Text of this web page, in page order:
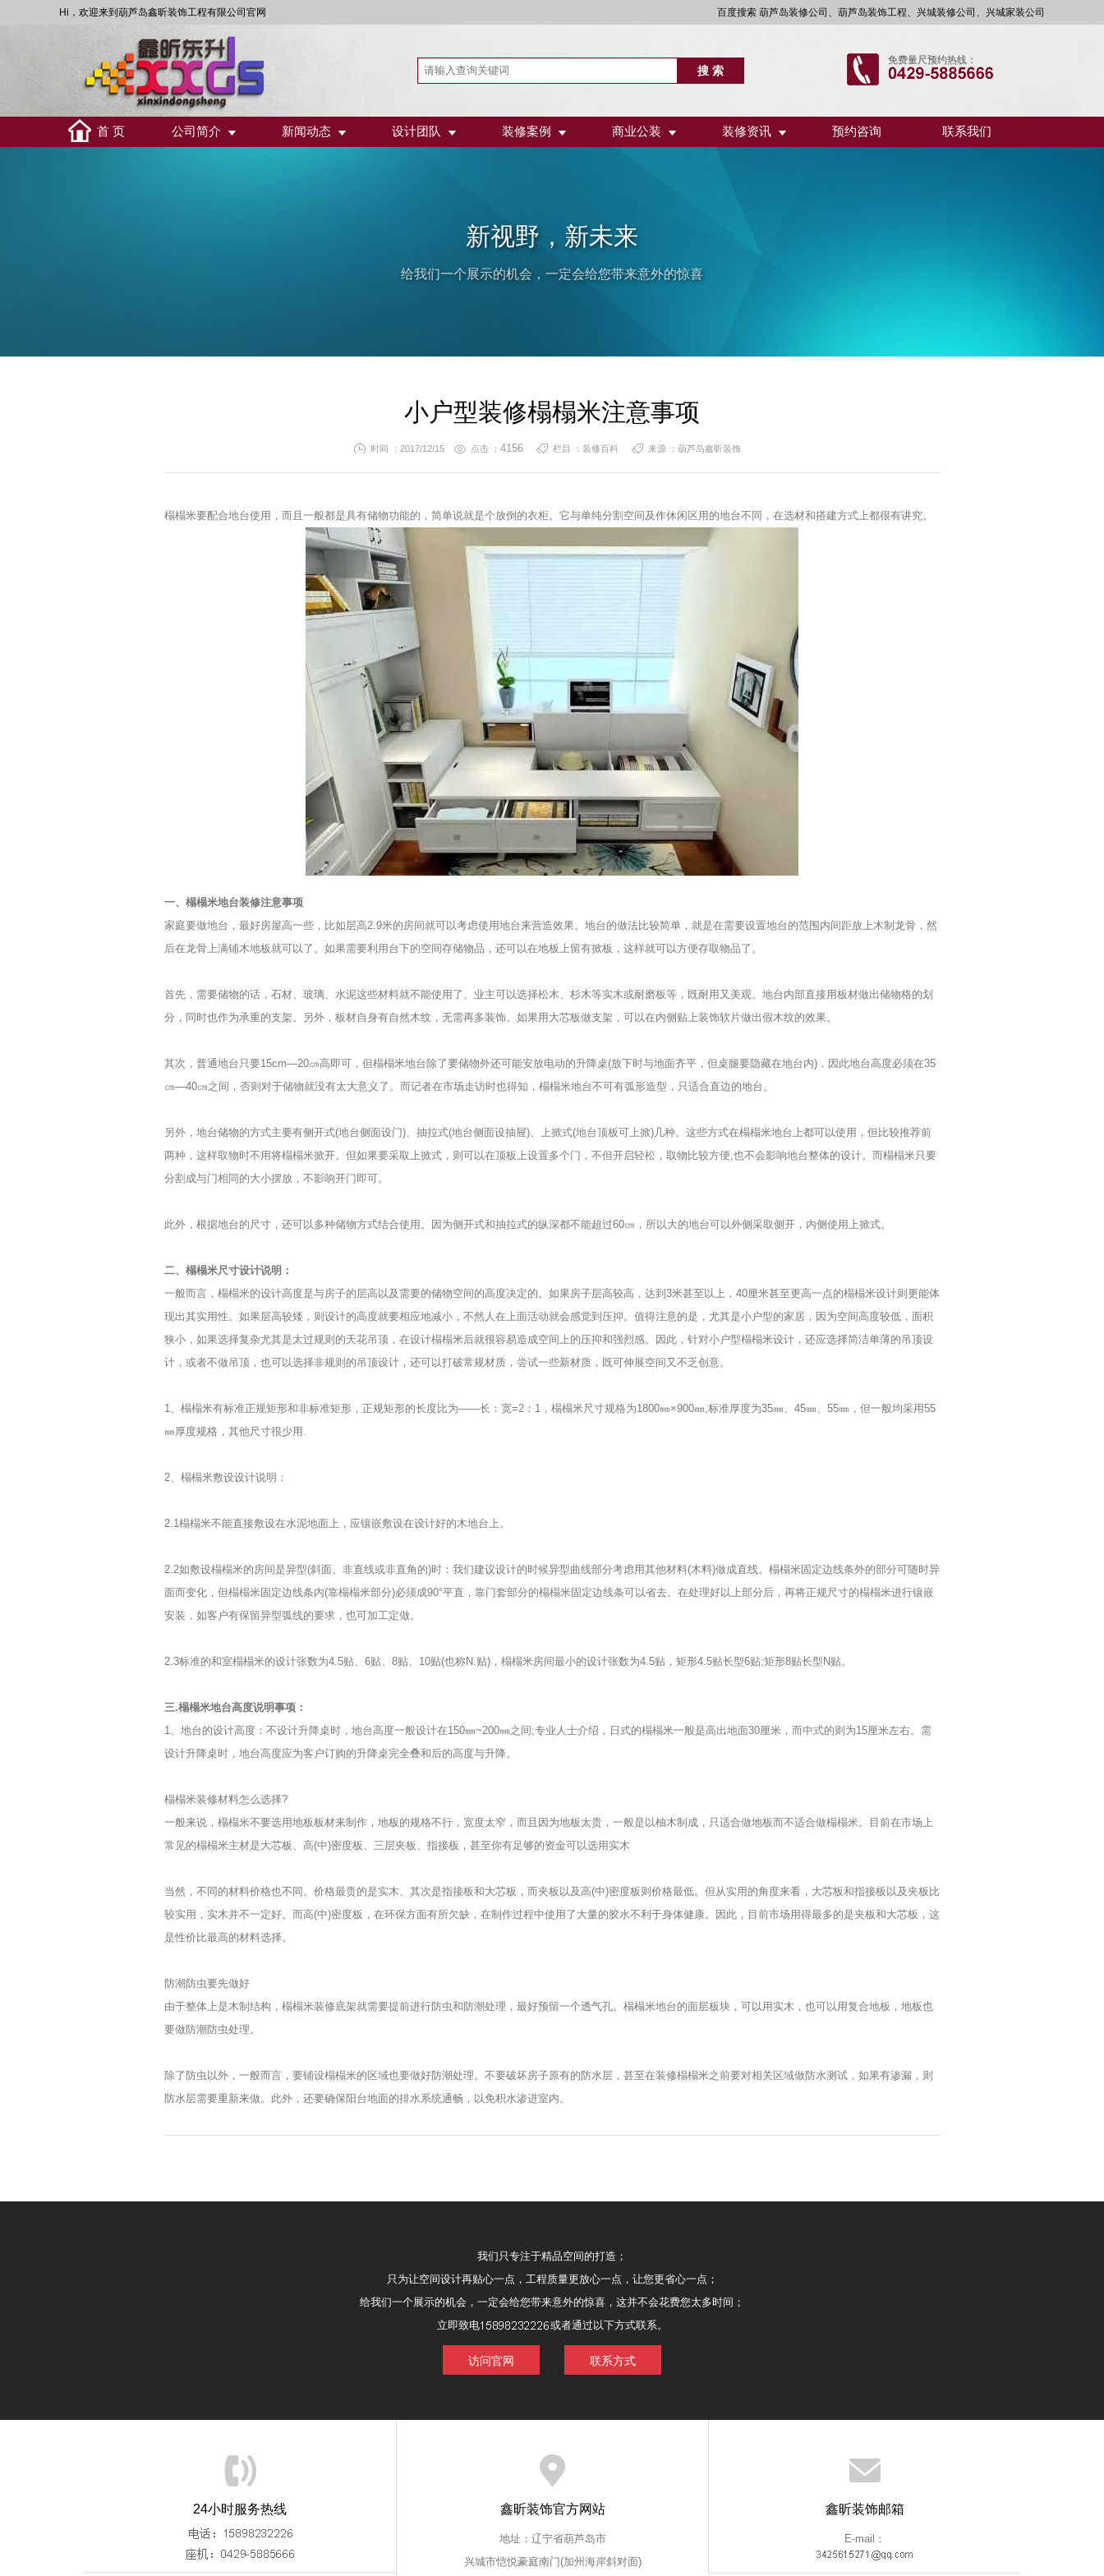
Hi，欢迎来到葫芦岛鑫昕装饰工程有限公司官网 百度搜索 葫芦岛装修公司、葫芦岛装饰工程、兴城装修公司、兴城家装公司
免费量尺预约热线：
首 页 公司简介 新闻动态 设计团队 装修案例 商业公装 装修资讯 预约咨询 联系我们
新视野，新未来
给我们一个展示的机会，一定会给您带来意外的惊喜
小户型装修榻榻米注意事项
时间 ：2017/12/15 点击 ： 4156 栏目 ：装修百科 来源 ：葫芦岛鑫昕装饰
榻榻米要配合地台使用，而且一般都是具有储物功能的，简单说就是个放倒的衣柜。它与单纯分割空间及作休闲区用的地台不同，在选材和搭建方式上都很有讲究。
一、榻榻米地台装修注意事项
家庭要做地台，最好房屋高一些，比如层高2.9米的房间就可以考虑使用地台来营造效果。地台的做法比较简单，就是在需要设置地台的范围内间距放上木制龙骨，然
后在龙骨上满铺木地板就可以了。如果需要利用台下的空间存储物品，还可以在地板上留有掀板，这样就可以方便存取物品了。
首先，需要储物的话，石材、玻璃、水泥这些材料就不能使用了。业主可以选择松木、杉木等实木或耐磨板等，既耐用又美观。地台内部直接用板材做出储物格的划
分，同时也作为承重的支架。另外，板材自身有自然木纹，无需再多装饰。如果用大芯板做支架，可以在内侧贴上装饰软片做出假木纹的效果。
其次，普通地台只要15cm—20㎝高即可，但榻榻米地台除了要储物外还可能安放电动的升降桌(放下时与地面齐平，但桌腿要隐藏在地台内)，因此地台高度必须在35
㎝—40㎝之间，否则对于储物就没有太大意义了。而记者在市场走访时也得知，榻榻米地台不可有弧形造型，只适合直边的地台。
另外，地台储物的方式主要有侧开式(地台侧面设门)、抽拉式(地台侧面设抽屉)、上掀式(地台顶板可上掀)几种。这些方式在榻榻米地台上都可以使用，但比较推荐前
两种，这样取物时不用将榻榻米掀开。但如果要采取上掀式，则可以在顶板上设置多个门，不但开启轻松，取物比较方便,也不会影响地台整体的设计。而榻榻米只要
分割成与门相同的大小摆放，不影响开门即可。
此外，根据地台的尺寸，还可以多种储物方式结合使用。因为侧开式和抽拉式的纵深都不能超过60㎝，所以大的地台可以外侧采取侧开，内侧使用上掀式。
二、榻榻米尺寸设计说明：
一般而言，榻榻米的设计高度是与房子的层高以及需要的储物空间的高度决定的。如果房子层高较高，达到3米甚至以上，40厘米甚至更高一点的榻榻米设计则更能体
现出其实用性。如果层高较矮，则设计的高度就要相应地减小，不然人在上面活动就会感觉到压抑。值得注意的是，尤其是小户型的家居，因为空间高度较低，面积
狭小，如果选择复杂尤其是太过规则的天花吊顶，在设计榻榻米后就很容易造成空间上的压抑和强烈感。因此，针对小户型榻榻米设计，还应选择简洁单薄的吊顶设
计，或者不做吊顶，也可以选择非规则的吊顶设计，还可以打破常规材质，尝试一些新材质，既可伸展空间又不乏创意。
1、榻榻米有标准正规矩形和非标准矩形，正规矩形的长度比为——长：宽=2：1，榻榻米尺寸规格为1800㎜×900㎜,标准厚度为35㎜、45㎜、55㎜，但一般均采用55
㎜厚度规格，其他尺寸很少用.
2、榻榻米敷设设计说明：
2.1榻榻米不能直接敷设在水泥地面上，应镶嵌敷设在设计好的木地台上。
2.2如敷设榻榻米的房间是异型(斜面、非直线或非直角的)时：我们建议设计的时候异型曲线部分考虑用其他材料(木料)做成直线。榻榻米固定边线条外的部分可随时异
面而变化，但榻榻米固定边线条内(靠榻榻米部分)必须成90°平直，靠门套部分的榻榻米固定边线条可以省去。在处理好以上部分后，再将正规尺寸的榻榻米进行镶嵌
安装，如客户有保留异型弧线的要求，也可加工定做。
2.3标准的和室榻榻米的设计张数为4.5贴、6贴、8贴、10贴(也称N.贴)，榻榻米房间最小的设计张数为4.5贴，矩形4.5贴长型6贴;矩形8贴长型N贴。
三.榻榻米地台高度说明事项：
1、地台的设计高度：不设计升降桌时，地台高度一般设计在150㎜~200㎜之间;专业人士介绍，日式的榻榻米一般是高出地面30厘米，而中式的则为15厘米左右。需
设计升降桌时，地台高度应为客户订购的升降桌完全叠和后的高度与升降。
榻榻米装修材料怎么选择?
一般来说，榻榻米不要选用地板板材来制作，地板的规格不行，宽度太窄，而且因为地板太贵，一般是以柚木制成，只适合做地板而不适合做榻榻米。目前在市场上
常见的榻榻米主材是大芯板、高(中)密度板、三层夹板、指接板，甚至你有足够的资金可以选用实木
当然，不同的材料价格也不同。价格最贵的是实木、其次是指接板和大芯板，而夹板以及高(中)密度板则价格最低。但从实用的角度来看，大芯板和指接板以及夹板比
较实用，实木并不一定好。而高(中)密度板，在环保方面有所欠缺，在制作过程中使用了大量的胶水不利于身体健康。因此，目前市场用得最多的是夹板和大芯板，这
是性价比最高的材料选择。
防潮防虫要先做好
由于整体上是木制结构，榻榻米装修底架就需要提前进行防虫和防潮处理，最好预留一个透气孔。榻榻米地台的面层板块，可以用实木，也可以用复合地板，地板也
要做防潮防虫处理。
除了防虫以外，一般而言，要铺设榻榻米的区域也要做好防潮处理。不要破坏房子原有的防水层，甚至在装修榻榻米之前要对相关区域做防水测试，如果有渗漏，则
防水层需要重新来做。此外，还要确保阳台地面的排水系统通畅，以免积水渗进室内。
我们只专注于精品空间的打造；
只为让空间设计再贴心一点，工程质量更放心一点，让您更省心一点；
给我们一个展示的机会，一定会给您带来意外的惊喜，这并不会花费您太多时间；
立即致电
或者通过以下方式联系。
访问官网 联系方式
24小时服务热线 鑫昕装饰官方网站
地址：辽宁省葫芦岛市
兴城市恺悦豪庭南门(加州海岸斜对面)
鑫昕装饰邮箱
E-mail：